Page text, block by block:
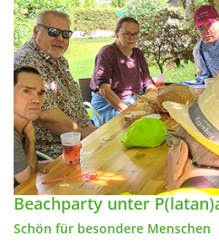
Beachparty unter
Schön für besondere Menschen